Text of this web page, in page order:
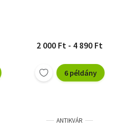
2 000 Ft - 4 890 Ft
6 példány
ANTIKVÁR